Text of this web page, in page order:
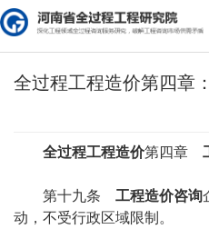
全过程工程造价第四章
全过程工程造价第四章
第十九条 工程造价咨询
动，不受行政区域限制。